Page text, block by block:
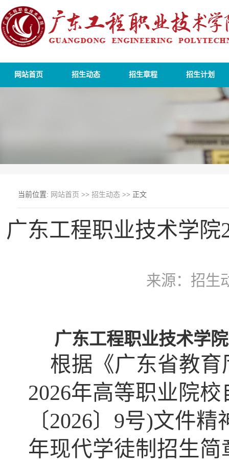
网站首页 招生动态 招生章程 招生计划
当前位置: 网站首页 >> 招生动态 >> 正文
广东工程职业技术学
来源：招生
广东工程职业技术学院
根据《广东省教
2026年高等职业院
〔2026〕 9号)文件精
年现代学徒制招生简